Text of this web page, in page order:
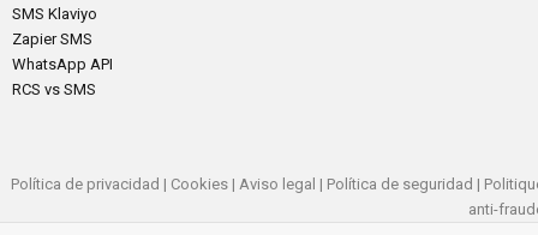
SMS Klaviyo
Zapier SMS
WhatsApp API
RCS vs SMS
Política de privacidad | Cookies | Aviso legal | Política de seguridad |
anti-